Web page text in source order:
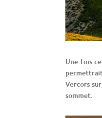
Une fois
permettrait
Vercors
sommet.